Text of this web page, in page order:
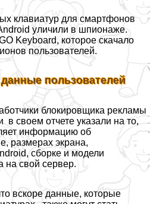
клавиатур для смартфонов
уличили в шпионаже.
Keyboard, которое скачало
пользователей.
пользователей
блокировщика рекламы
в своем отчете указали на то,
информацию об
размерах экрана,
сборке и модели
на свой сервер.
вскоре данные, которые